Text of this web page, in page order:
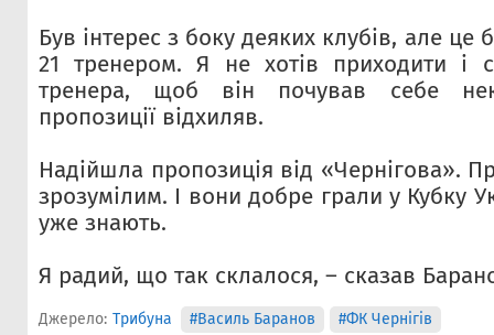
Був інтерес з боку деяких клубів, але це
21 тренером. Я не хотів приходити і
тренера, щоб він почував себе
пропозиції відхиляв.
Надійшла пропозиція від «Чернігова».
зрозумілим. І вони добре грали у Кубку
уже знають.
Я радий, що так склалося, – сказав
Джерело: Трибуна #Василь Баранов #ФК Чернігів